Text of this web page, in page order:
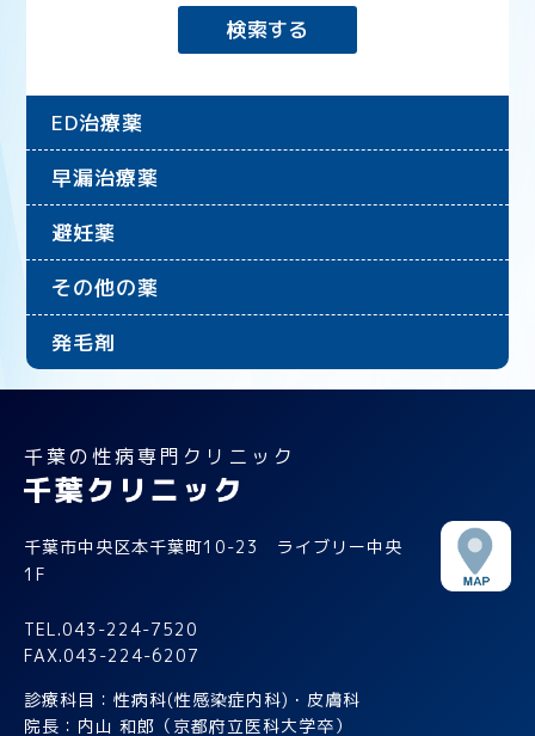
ED治療薬
早漏治療薬
避妊薬
その他の薬
発毛剤
千葉の性病専門クリニック
千葉市中央区本千葉町10-23 ライブリー中央
1F
TEL.043-224-7520
FAX.043-224-6207
診療科目：性病科(性感染症内科)・皮膚科
院長：内山 和郎（京都府立医科大学卒）